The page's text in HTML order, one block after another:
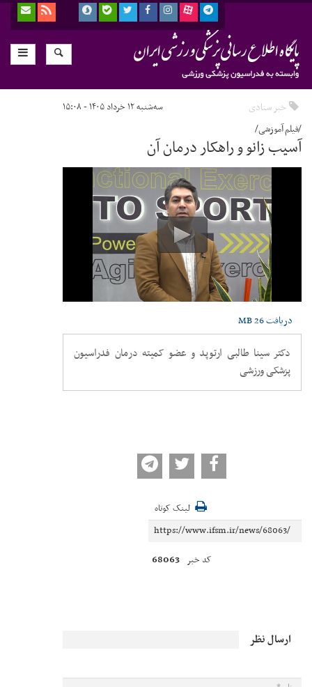
خبر ستادی سه‌شنبه ۱۲ خرداد ۱۴۰۵ - ۱۵:۰۸
/فیلم آموزشی/
آسیب زانو و راهکار درمان آن
دریافت26 MB
دکتر سینا طالبی ارتوپد و عضو کمیته درمان فدراسیون
پزشکی ورزشی
لینک کوتاه
کد خبر 68063
ارسال نظر